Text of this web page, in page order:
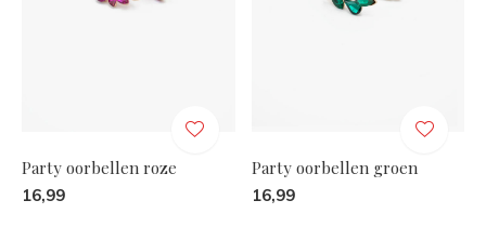
Party oorbellen roze
16,99
Party oorbellen groen
16,99